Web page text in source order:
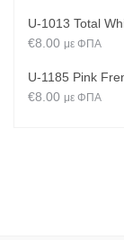
U-1013 Total
€8.00 με ΦΠΑ
U-1185 Pink
€8.00 με ΦΠΑ